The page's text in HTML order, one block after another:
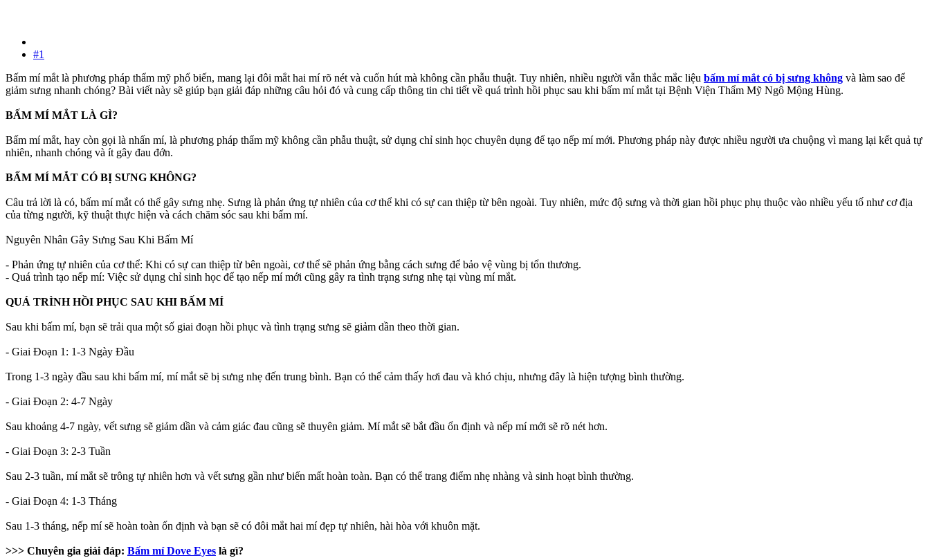
#1
Bấm mí mắt là phương pháp thẩm mỹ phổ biến, mang lại đôi mắt hai mí rõ nét và cuốn hút mà không cần phẫu thuật. Tuy nhiên, nhiều người vẫn thắc mắc liệu bấm mí mắt có bị sưng không và làm sao để
giảm sưng nhanh chóng? Bài viết này sẽ giúp bạn giải đáp những câu hỏi đó và cung cấp thông tin chi tiết về quá trình hồi phục sau khi bấm mí mắt tại Bệnh Viện Thẩm Mỹ Ngô Mộng Hùng.
BẤM MÍ MẮT LÀ GÌ?
Bấm mí mắt, hay còn gọi là nhấn mí, là phương pháp thẩm mỹ không cần phẫu thuật, sử dụng chỉ sinh học chuyên dụng để tạo nếp mí mới. Phương pháp này được nhiều người ưa chuộng vì mang lại kết quả tự
nhiên, nhanh chóng và ít gây đau đớn.
BẤM MÍ MẮT CÓ BỊ SƯNG KHÔNG?
Câu trả lời là có, bấm mí mắt có thể gây sưng nhẹ. Sưng là phản ứng tự nhiên của cơ thể khi có sự can thiệp từ bên ngoài. Tuy nhiên, mức độ sưng và thời gian hồi phục phụ thuộc vào nhiều yếu tố như cơ địa
của từng người, kỹ thuật thực hiện và cách chăm sóc sau khi bấm mí.
Nguyên Nhân Gây Sưng Sau Khi Bấm Mí
- Phản ứng tự nhiên của cơ thể: Khi có sự can thiệp từ bên ngoài, cơ thể sẽ phản ứng bằng cách sưng để bảo vệ vùng bị tổn thương.
- Quá trình tạo nếp mí: Việc sử dụng chỉ sinh học để tạo nếp mí mới cũng gây ra tình trạng sưng nhẹ tại vùng mí mắt.
QUÁ TRÌNH HỒI PHỤC SAU KHI BẤM MÍ
Sau khi bấm mí, bạn sẽ trải qua một số giai đoạn hồi phục và tình trạng sưng sẽ giảm dần theo thời gian.
- Giai Đoạn 1: 1-3 Ngày Đầu
Trong 1-3 ngày đầu sau khi bấm mí, mí mắt sẽ bị sưng nhẹ đến trung bình. Bạn có thể cảm thấy hơi đau và khó chịu, nhưng đây là hiện tượng bình thường.
- Giai Đoạn 2: 4-7 Ngày
Sau khoảng 4-7 ngày, vết sưng sẽ giảm dần và cảm giác đau cũng sẽ thuyên giảm. Mí mắt sẽ bắt đầu ổn định và nếp mí mới sẽ rõ nét hơn.
- Giai Đoạn 3: 2-3 Tuần
Sau 2-3 tuần, mí mắt sẽ trông tự nhiên hơn và vết sưng gần như biến mất hoàn toàn. Bạn có thể trang điểm nhẹ nhàng và sinh hoạt bình thường.
- Giai Đoạn 4: 1-3 Tháng
Sau 1-3 tháng, nếp mí sẽ hoàn toàn ổn định và bạn sẽ có đôi mắt hai mí đẹp tự nhiên, hài hòa với khuôn mặt.
>>> Chuyên gia giải đáp: Bấm mí Dove Eyes là gì?